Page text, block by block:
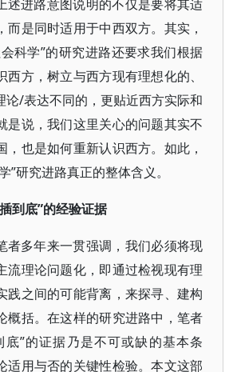
述进路意图说明的不仅是要将其适
而是同时适用于中西双方。其实，
科学”的研究进路还要求我们根据
西方，树立与西方现有理想化的、
论/表达不同的，更贴近西方实际和
是说，我们这里关心的问题其实不
，也是如何重新认识西方。如此，
”研究进路真正的整体含义。
到底”的经验证据
者多年来一贯强调，我们必须将现
流理论问题化，即通过检视现有理
践之间的可能背离，来探寻、建构
概括。在这样的研究进路中，笔者
底”的证据乃是不可或缺的基本条
适用与否的关键性检验。本文这部